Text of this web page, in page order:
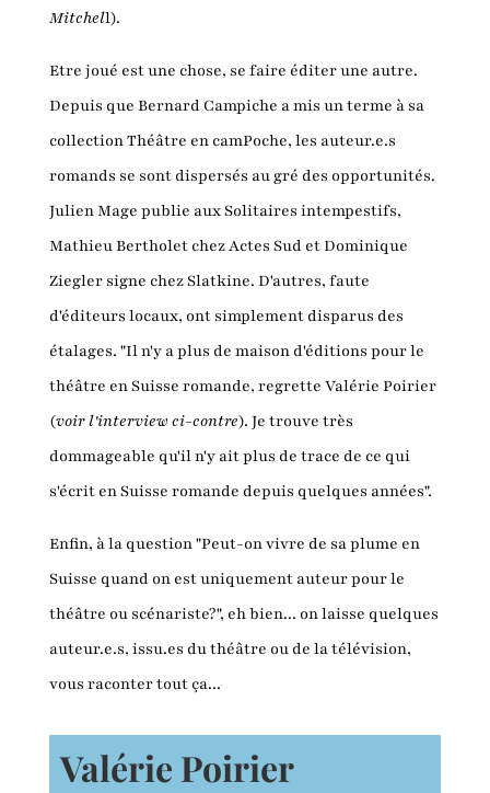
Mitchell).
Etre joué est une chose, se faire éditer une autre.
Depuis que Bernard Campiche a mis un terme à sa
collection Théâtre en camPoche, les auteur.e.s
romands se sont dispersés au gré des opportunités.
Julien Mage publie aux Solitaires intempestifs,
Mathieu Bertholet chez Actes Sud et Dominique
Ziegler signe chez Slatkine. D'autres, faute
d'éditeurs locaux, ont simplement disparus des
étalages. "Il n'y a plus de maison d'éditions pour le
théâtre en Suisse romande, regrette Valérie Poirier
(voir l'interview ci-contre). Je trouve très
dommageable qu'il n'y ait plus de trace de ce qui
s'écrit en Suisse romande depuis quelques années".
Enfin, à la question "Peut-on vivre de sa plume en
Suisse quand on est uniquement auteur pour le
théâtre ou scénariste?", eh bien... on laisse quelques
auteur.e.s, issu.es du théâtre ou de la télévision,
vous raconter tout ça...
Valérie Poirier